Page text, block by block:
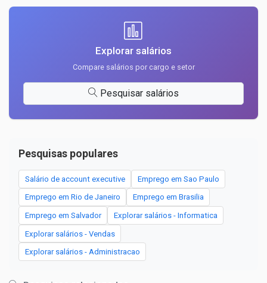
Explorar salários
Compare salários por cargo e setor
Pesquisar salários
Pesquisas populares
Salário de account executive Emprego em Sao Paulo
Emprego em Rio de Janeiro Emprego em Brasilia
Emprego em Salvador Explorar salários - Informatica
Explorar salários - Vendas
Explorar salários - Administracao